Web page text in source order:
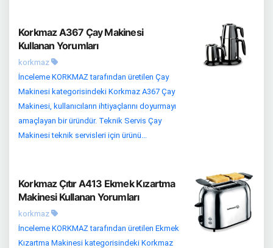
Korkmaz A367 Çay Makinesi
Kullanan Yorumları
korkmaz
İnceleme KORKMAZ tarafından üretilen Çay
Makinesi kategorisindeki Korkmaz A367 Çay
Makinesi, kullanıcıların ihtiyaçlarını doyurmayı
amaçlayan bir üründür. Teknik Servis Çay
Makinesi teknik servisleri için ürünü...
Korkmaz Çıtır A413 Ekmek Kızartma
Makinesi Kullanan Yorumları
korkmaz
İnceleme KORKMAZ tarafından üretilen Ekmek
Kızartma Makinesi kategorisindeki Korkmaz